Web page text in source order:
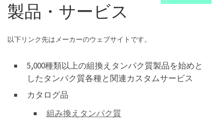
製品・サービス
以下リンク先はメーカーのウェブサイトです。
5,000種類以上の組換えタンパク質製品を始めと
したタンパク質各種と関連カスタムサービス
カタログ品
組み換えタンパク質